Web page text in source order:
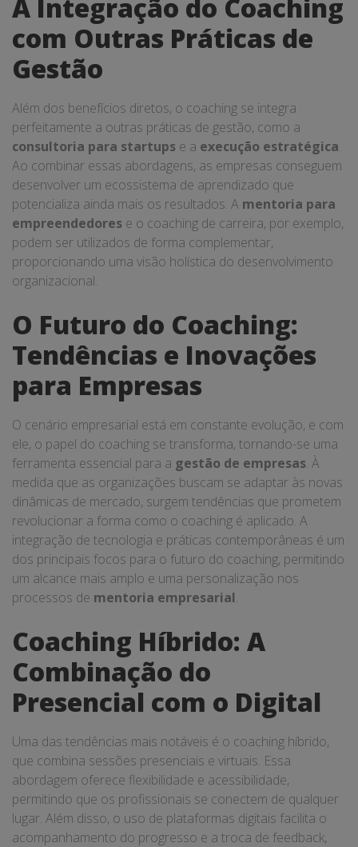
A Integração do Coaching
com Outras Práticas de
Gestão
Além dos benefícios diretos, o coaching se integra
perfeitamente a outras práticas de gestão, como a
consultoria para startups e a execução estratégica.
Ao combinar essas abordagens, as empresas conseguem
desenvolver um ecossistema de aprendizado que
potencializa ainda mais os resultados. A mentoria para
empreendedores e o coaching de carreira, por exemplo,
podem ser utilizados de forma complementar,
proporcionando uma visão holística do desenvolvimento
organizacional.
O Futuro do Coaching:
Tendências e Inovações
para Empresas
O cenário empresarial está em constante evolução, e com
ele, o papel do coaching se transforma, tornando-se uma
ferramenta essencial para a gestão de empresas. À
medida que as organizações buscam se adaptar às novas
dinâmicas de mercado, surgem tendências que prometem
revolucionar a forma como o coaching é aplicado. A
integração de tecnologia e práticas contemporâneas é um
dos principais focos para o futuro do coaching, permitindo
um alcance mais amplo e uma personalização nos
processos de mentoria empresarial.
Coaching Híbrido: A
Combinação do
Presencial com o Digital
Uma das tendências mais notáveis é o coaching híbrido,
que combina sessões presenciais e virtuais. Essa
abordagem oferece flexibilidade e acessibilidade,
permitindo que os profissionais se conectem de qualquer
lugar. Além disso, o uso de plataformas digitais facilita o
acompanhamento do progresso e a troca de feedback,